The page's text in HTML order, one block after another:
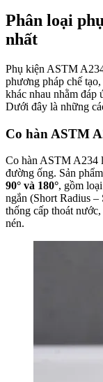
Phân loại
nhất
Phụ kiện ASTM
phương pháp chế
khác nhau nhằm đáp
Dưới đây là những
Co hàn ASTM
Co hàn ASTM A234
đường ống. Sản
90° và 180°, gồm
ngắn (Short Radius
thống cấp thoát
nén.